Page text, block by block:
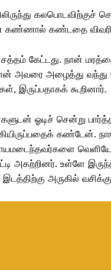
கண்ணால் கண்டதை
சத்தம் கேட்டது. நான்
அவரை அழைத்து வந்து
இருப்பதாகக் கூறினார்.
ஓடிச் சென்று
கண்டேன்.
வெளியே
அகற்றினர். உள்ளே
இடத்திற்கு அருகில்